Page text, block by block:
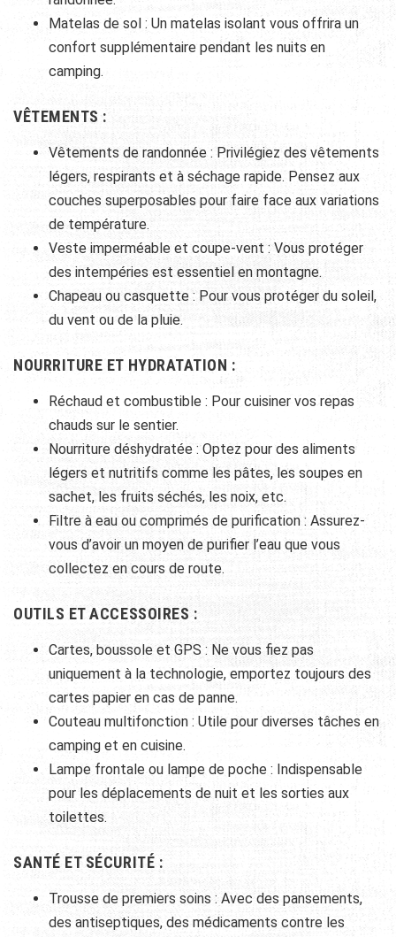
Matelas de sol : Un matelas isolant vous offrira un
confort supplémentaire pendant les nuits en
camping.
VÊTEMENTS :
Vêtements de randonnée : Privilégiez des vêtements
légers, respirants et à séchage rapide. Pensez aux
couches superposables pour faire face aux variations
de température.
Veste imperméable et coupe-vent : Vous protéger
des intempéries est essentiel en montagne.
Chapeau ou casquette : Pour vous protéger du soleil,
du vent ou de la pluie.
NOURRITURE ET HYDRATATION :
Réchaud et combustible : Pour cuisiner vos repas
chauds sur le sentier.
Nourriture déshydratée : Optez pour des aliments
légers et nutritifs comme les pâtes, les soupes en
sachet, les fruits séchés, les noix, etc.
Filtre à eau ou comprimés de purification : Assurez-
vous d’avoir un moyen de purifier l’eau que vous
collectez en cours de route.
OUTILS ET ACCESSOIRES :
Cartes, boussole et GPS : Ne vous fiez pas
uniquement à la technologie, emportez toujours des
cartes papier en cas de panne.
Couteau multifonction : Utile pour diverses tâches en
camping et en cuisine.
Lampe frontale ou lampe de poche : Indispensable
pour les déplacements de nuit et les sorties aux
toilettes.
SANTÉ ET SÉCURITÉ :
Trousse de premiers soins : Avec des pansements,
des antiseptiques, des médicaments contre les